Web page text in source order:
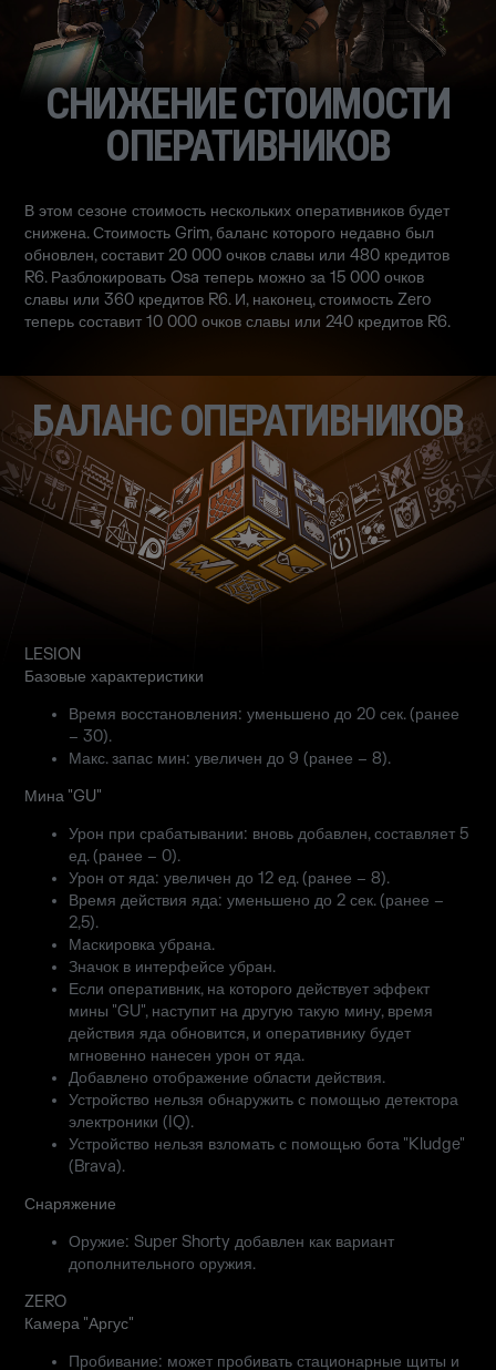
СНИЖЕНИЕ СТОИМОСТИ
ОПЕРАТИВНИКОВ
В этом сезоне стоимость нескольких оперативников будет
снижена. Стоимость Grim, баланс которого недавно был
обновлен, составит 20 000 очков славы или 480 кредитов
R6. Разблокировать Osa теперь можно за 15 000 очков
славы или 360 кредитов R6. И, наконец, стоимость Zero
теперь составит 10 000 очков славы или 240 кредитов R6.
БАЛАНС ОПЕРАТИВНИКОВ
LESION
Базовые характеристики
Время восстановления: уменьшено до 20 сек. (ранее
– 30).
Макс. запас мин: увеличен до 9 (ранее – 8).
Мина "GU"
Урон при срабатывании: вновь добавлен, составляет 5
ед. (ранее – 0).
Урон от яда: увеличен до 12 ед. (ранее – 8).
Время действия яда: уменьшено до 2 сек. (ранее –
2,5).
Маскировка убрана.
Значок в интерфейсе убран.
Если оперативник, на которого действует эффект
мины "GU", наступит на другую такую мину, время
действия яда обновится, и оперативнику будет
мгновенно нанесен урон от яда.
Добавлено отображение области действия.
Устройство нельзя обнаружить с помощью детектора
электроники (IQ).
Устройство нельзя взломать с помощью бота "Kludge"
(Brava).
Снаряжение
Оружие: Super Shorty добавлен как вариант
дополнительного оружия.
ZERO
Камера "Аргус"
Пробивание: может пробивать стационарные щиты и